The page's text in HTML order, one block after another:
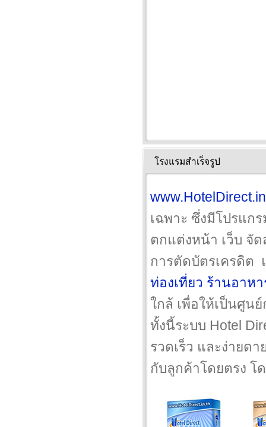
โรงแรมสำเร็จรูป
เฉพาะ ซึ่งมีโปรแก
ตกแต่งหน้า เว็บ จัด
การตัดบัตรเครดิต
ท่องเที่ยว ร้านอาหา
ใกล้ เพื่อให้เป็นศูน
ทั้งนี้ระบบ Hotel
รวดเร็ว และง่ายด
กับลูกค้าโดยตรง โ